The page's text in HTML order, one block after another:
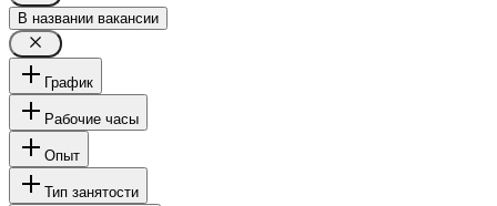
В названии вакансии
График
Рабочие часы
Опыт
Тип занятости